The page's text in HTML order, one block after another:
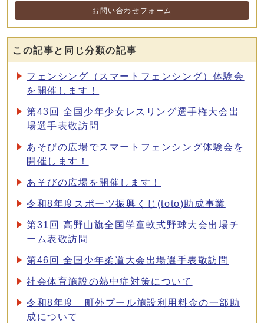
お問い合わせフォーム
この記事と同じ分類の記事
フェンシング（スマートフェンシング）体験会
を開催します！
第43回 全国少年少女レスリング選手権大会出
場選手表敬訪問
あそびの広場でスマートフェンシング体験会を
開催します！
あそびの広場を開催します！
令和8年度スポーツ振興くじ(toto)助成事業
第31回 高野山旗全国学童軟式野球大会出場チ
ーム表敬訪問
第46回 全国少年柔道大会出場選手表敬訪問
社会体育施設の熱中症対策について
令和8年度 町外プール施設利用料金の一部助
成について